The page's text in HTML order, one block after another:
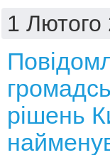
1 Лютого
рішень